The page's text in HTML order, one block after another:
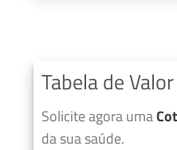
Tabela de
Solicite agora uma
da sua saúde.